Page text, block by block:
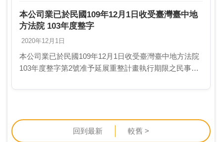
科技股份有限公司(以下簡稱勝華公司)及宏…
本公司業已於民國109年12月1日收受臺灣臺中地
方法院 103年度整字
2020年12月1日
本公司業已於民國109年12月1日收受臺灣臺中地方法院
103年度整字第2號准予延展重整計畫執行期限之民事裁
書案號:當事人: 勝華科技股份有限公司文…
回到最新 較舊 >